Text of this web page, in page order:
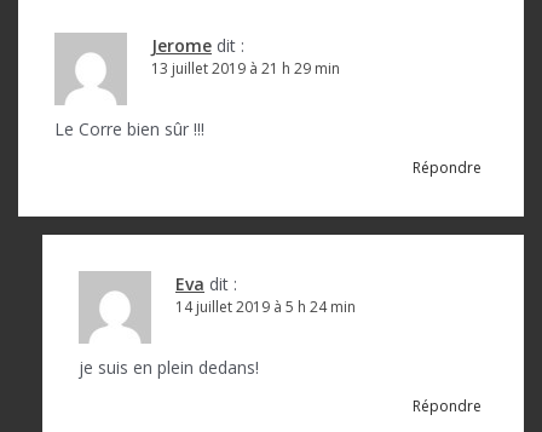
Jerome dit :
13 juillet 2019 à 21 h 29 min
Le Corre bien sûr !!!
Répondre
Eva dit :
14 juillet 2019 à 5 h 24 min
je suis en plein dedans!
Répondre